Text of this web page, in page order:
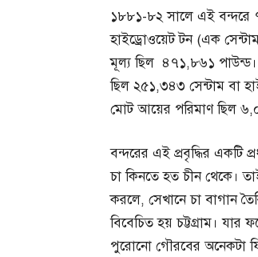
১৮৮১-৮২ সালে এই বন্দরে
হাইড্রোওয়েট টন (এক
মূল্য ছিল ৪৭১,৮৬১ পাউন্ড।
ছিল ২৫১,৩৪৩ সেন্টাম বা
মোট আয়ের পরিমাণ ছিল
বন্দরের এই প্রবৃদ্ধির একটি
চা কিনতে হত চীন থেকে।
করলে, সেখানে চা বাগান
বিবেচিত হয় চট্টগ্রাম। যার
পুরোনো গৌরবের অনেকটা